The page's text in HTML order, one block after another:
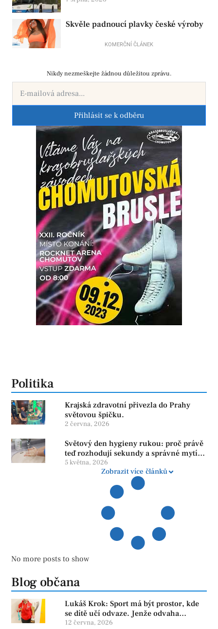
Skvěle padnoucí plavky české výroby
KOMERČNÍ ČLÁNEK
Nikdy nezmeškejte žádnou důležitou zprávu.
Přihlásit se k odběru
Politika
Krajská zdravotní přivezla do Prahy
světovou špičku.
2 června, 2026
Světový den hygieny rukou: proč právě
teď rozhodují sekundy a správné mytí
rukou
5 května, 2026
Zobrazit více článků
No more posts to show
Blog občana
Lukáš Krok: Sport má být prostor, kde
se dítě učí odvaze. Jenže odvaha
neroste tam, kde se bojí udělat chybu.
12 června, 2026